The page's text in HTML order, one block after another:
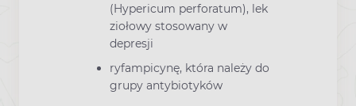
(Hypericum perforatum), lek
ziołowy stosowany w
depresji
ryfampicynę, która należy do
grupy antybiotyków